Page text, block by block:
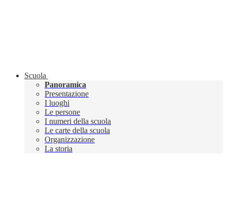
Scuola
Panoramica
Presentazione
I luoghi
Le persone
I numeri della scuola
Le carte della scuola
Organizzazione
La storia